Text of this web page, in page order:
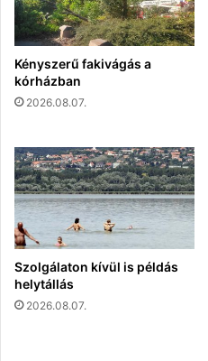
Kényszerű fakivágás a
kórházban
2026.08.07.
Szolgálaton kívül is példás
helytállás
2026.08.07.